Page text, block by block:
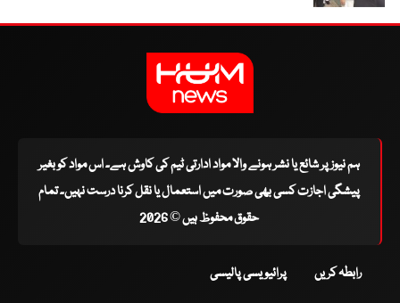
ہم نیوز پر شائع یا نشر ہونے والا مواد ادارتی ٹیم کی کاوش ہے۔ اس مواد کو بغیر
پیشگی اجازت کسی بھی صورت میں استعمال یا نقل کرنا درست نہیں۔ تمام
حقوق محفوظ ہیں © 2026
رابطہ کریں پرائیویسی پالیسی